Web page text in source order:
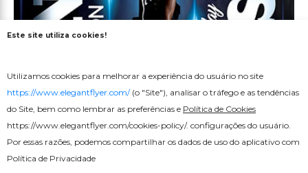
Este site utiliza cookies!
Utilizamos cookies para melhorar a experiência do usuário no site
https://www.elegantflyer.com/(o "Site"), analisar o tráfego e as tendências
do Site, bem como lembrar as preferências e Política de Cookies
https://www.elegantflyer.com/cookies-policy/. configurações do usuário.
Por essas razões, podemos compartilhar os dados de uso do aplicativo com
Política de Privacidade